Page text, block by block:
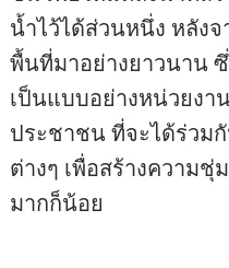
น้ำไว้ได้ส่วนหนึ่ง หลัง
พื้นที่มาอย่างยาวนาน
เป็นแบบอย่างหน่วยงา
ประชาชน ที่จะได้ร่วม
ต่างๆ เพื่อสร้างความ
มากก็น้อย